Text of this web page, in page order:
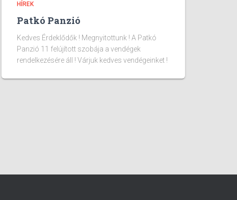
HÍREK
Patkó Panzió
Kedves Érdeklődők ! Megnyitottunk ! A Patkó
Panzió 11 felújított szobája a vendégek
rendelkezésére áll ! Várjuk kedves vendégeinket !